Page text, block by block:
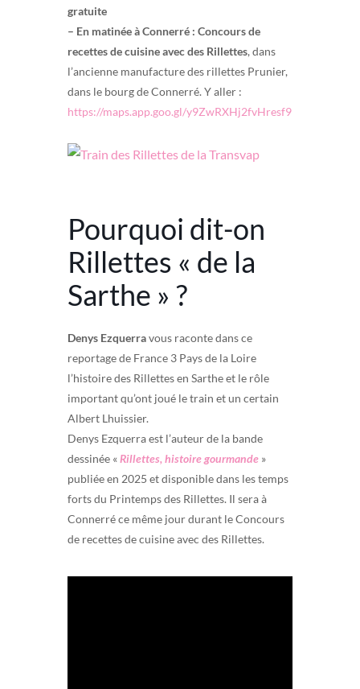
gratuite
– En matinée à Connerré : Concours de
recettes de cuisine avec des Rillettes, dans
l’ancienne manufacture des rillettes Prunier,
dans le bourg de Connerré. Y aller :
https://maps.app.goo.gl/y9ZwRXHj2fvHresf9
Pourquoi dit-on
Rillettes « de la
Sarthe » ?
Denys Ezquerravous raconte dans ce
reportage de France 3 Pays de la Loire
l’histoire des Rillettes en Sarthe et le rôle
important qu’ont joué le train et un certain
Albert Lhuissier.
Denys Ezquerra est l’auteur de la bande
dessinée «Rillettes, histoire gourmande »
publiée en 2025 et disponible dans les temps
forts du Printemps des Rillettes. Il sera à
Connerré ce même jour durant le Concours
de recettes de cuisine avec des Rillettes.